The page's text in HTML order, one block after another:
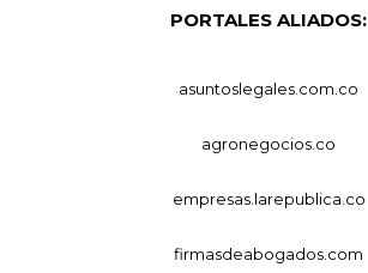
PORTALES ALIADOS:
asuntoslegales.com.co
agronegocios.co
empresas.larepublica.co
firmasdeabogados.com